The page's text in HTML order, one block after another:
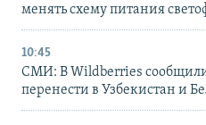
менять схему питания
10:45
СМИ: В Wildberries сообщили,
перенести в Узбекистан и